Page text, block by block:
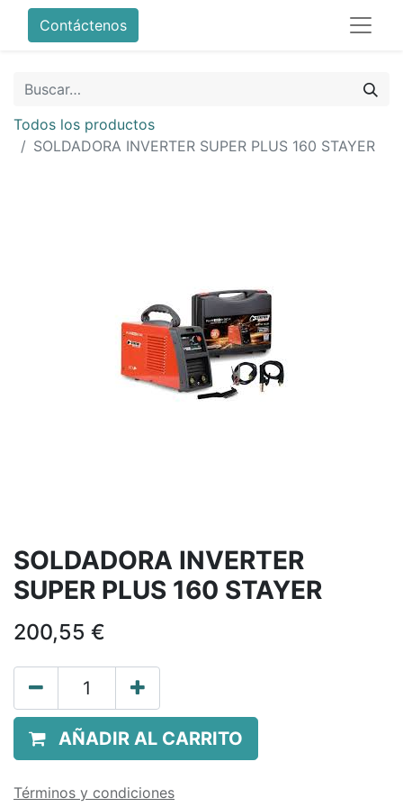
Contáctenos
Todos los productos
SOLDADORA INVERTER SUPER PLUS 160 STAYER
SOLDADORA INVERTER
SUPER PLUS 160 STAYER
200,55 €
AÑADIR AL CARRITO
Términos y condiciones